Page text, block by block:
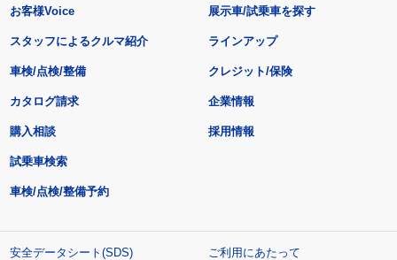
お客様Voice
スタッフによるクルマ紹介
展示車/試乗車を探す
ラインアップ
車検/点検/整備 クレジット/保険
カタログ請求
購入相談
試乗車検索
車検/点検/整備予約
企業情報
採用情報
安全データシート(SDS)
ご利用にあたって